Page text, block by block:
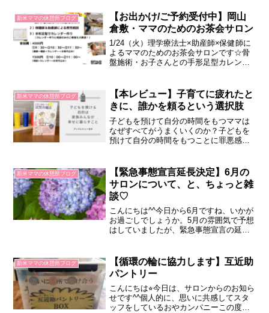
新米ママの休憩所ブログ
【お出かけ/ご予約受付中】岡山
倉敷・ママのためのお茶会サロン
1/24（火）理学療法士×助産師×保健師に
よるママのためのお茶会サロンです☆骨
盤施術・お子さんとの手形足型カレンダ
新米ママの休憩所ブログ
【本レビュー】子育てに疲れたと
きに、誰かを頼るという選択肢
子どもを預けて自分の時間をもつママは
なぜすべてがうまくいくのか？子どもを
預けて自分の時間をもつことに罪悪感を
でもらいたい一冊。谷かなこさん著『子
育て専業ママの託児の魔法』
新米ママの休憩所ブログ
【緊急事態宣言延長決定】6月の
サロンについて、と、ちょっと雑
談♡
こんにちは^^今日から6月ですね、いかが
お過ごしでしょうか。5月の雰囲気で予想
はしていましたが、緊急事態宣言の延長
連絡をいただいています。生死にかかわ
ることではないとは...
新米ママの休憩所ブログ
【循環の輪に協力します】互近助
パントリー
こんにちは⭐︎今日は、サロンからのお知ら
せです^^個人的に、思いに共感してスタ
ッフをしているおやカンパニーこの度、